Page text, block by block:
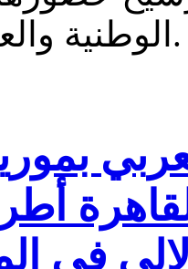
الوطنية والعربية والإفريقية.
في